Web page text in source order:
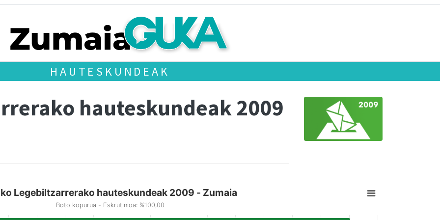
HAUTESKUNDEAK
hauteskundeak 2009
Legebiltzarrerako hauteskundeak 2009 - Zumaia
Boto kopurua - Eskrutinioa: %100,00